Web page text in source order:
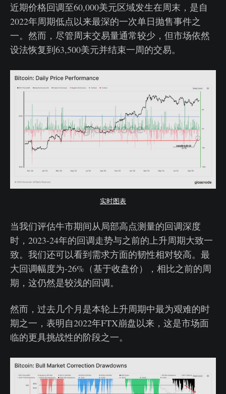
近期价格回调至60,000美元区域发生在周末，是自
2022年周期低点以来最深的一次单日抛售事件之
一。然而，尽管周末交易量通常较少，但市场依然
设法恢复到63,500美元并结束一周的交易。
实时图表
当我们评估牛市期间从局部高点测量的回调深度
时，2023-24年的回调走势与之前的上升周期大致一
致。我们还可以看到需求方面的韧性相对较高。最
大回调幅度为-26%（基于收盘价），相比之前的周
期，这仍然是较浅的回调。
然而，过去几个月是本轮上升周期中最为艰难的时
期之一，表明自2022年FTX崩盘以来，这是市场面
临的更具挑战性的阶段之一。